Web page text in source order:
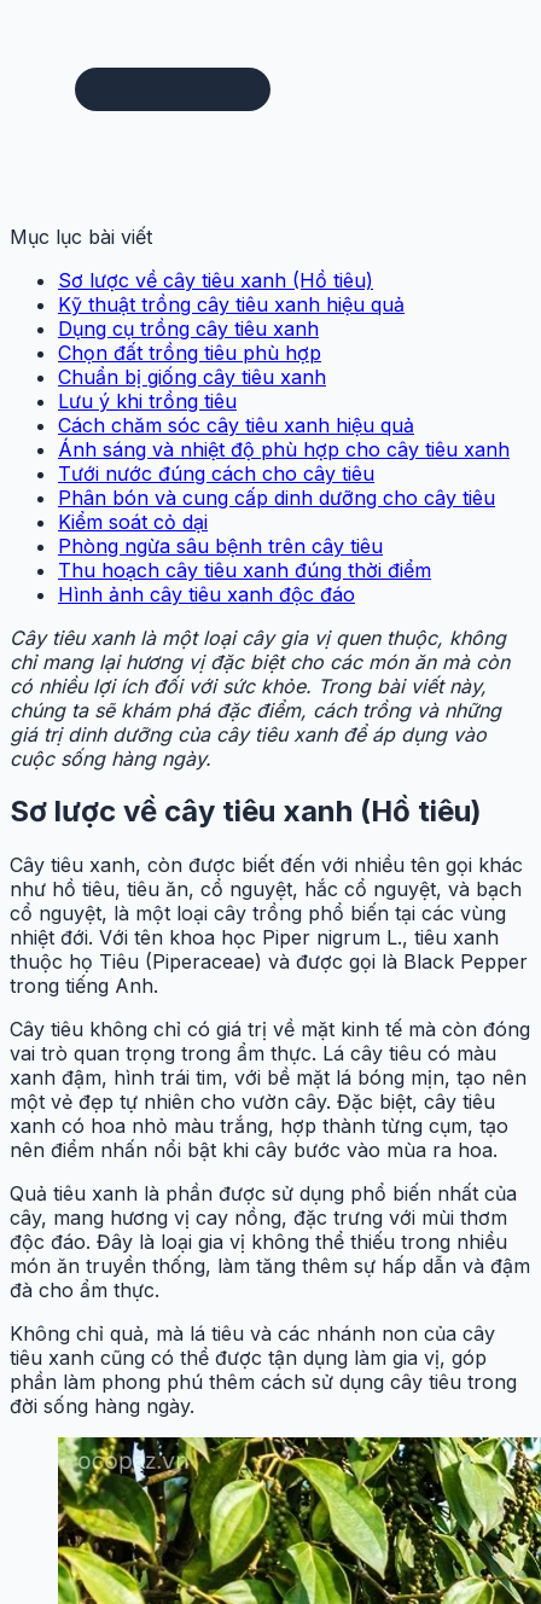
Mục lục bài viết
Sơ lược về cây tiêu xanh (Hồ tiêu)
Kỹ thuật trồng cây tiêu xanh hiệu quả
Dụng cụ trồng cây tiêu xanh
Chọn đất trồng tiêu phù hợp
Chuẩn bị giống cây tiêu xanh
Lưu ý khi trồng tiêu
Cách chăm sóc cây tiêu xanh hiệu quả
Ánh sáng và nhiệt độ phù hợp cho cây tiêu xanh
Tưới nước đúng cách cho cây tiêu
Phân bón và cung cấp dinh dưỡng cho cây tiêu
Kiểm soát cỏ dại
Phòng ngừa sâu bệnh trên cây tiêu
Thu hoạch cây tiêu xanh đúng thời điểm
Hình ảnh cây tiêu xanh độc đáo
Cây tiêu xanh là một loại cây gia vị quen thuộc, không
chỉ mang lại hương vị đặc biệt cho các món ăn mà còn
có nhiều lợi ích đối với sức khỏe. Trong bài viết này,
chúng ta sẽ khám phá đặc điểm, cách trồng và những
giá trị dinh dưỡng của cây tiêu xanh để áp dụng vào
cuộc sống hàng ngày.
Sơ lược về cây tiêu xanh (Hồ tiêu)
Cây tiêu xanh, còn được biết đến với nhiều tên gọi khác
như hồ tiêu, tiêu ăn, cổ nguyệt, hắc cổ nguyệt, và bạch
cổ nguyệt, là một loại cây trồng phổ biến tại các vùng
nhiệt đới. Với tên khoa học Piper nigrum L., tiêu xanh
thuộc họ Tiêu (Piperaceae) và được gọi là Black Pepper
trong tiếng Anh.
Cây tiêu không chỉ có giá trị về mặt kinh tế mà còn đóng
vai trò quan trọng trong ẩm thực. Lá cây tiêu có màu
xanh đậm, hình trái tim, với bề mặt lá bóng mịn, tạo nên
một vẻ đẹp tự nhiên cho vườn cây. Đặc biệt, cây tiêu
xanh có hoa nhỏ màu trắng, hợp thành từng cụm, tạo
nên điểm nhấn nổi bật khi cây bước vào mùa ra hoa.
Quả tiêu xanh là phần được sử dụng phổ biến nhất của
cây, mang hương vị cay nồng, đặc trưng với mùi thơm
độc đáo. Đây là loại gia vị không thể thiếu trong nhiều
món ăn truyền thống, làm tăng thêm sự hấp dẫn và đậm
đà cho ẩm thực.
Không chỉ quả, mà lá tiêu và các nhánh non của cây
tiêu xanh cũng có thể được tận dụng làm gia vị, góp
phần làm phong phú thêm cách sử dụng cây tiêu trong
đời sống hàng ngày.